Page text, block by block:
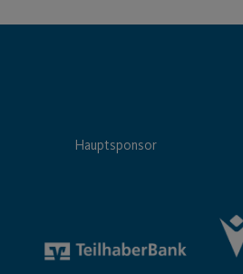
Hauptsponsor